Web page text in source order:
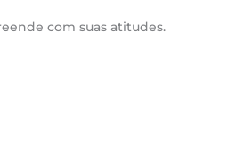
com suas atitudes.